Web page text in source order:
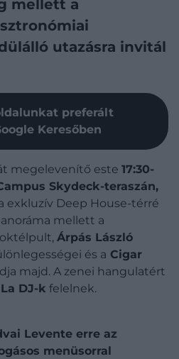
mellett a
utazásra invitál
preferált
Keresőben
megelevenítő este 17:30-
Skydeck-teraszán,
exkluzív Deep House-térré
mellett a
Árpás László
és a Cigar
majd. A zenei hangulatért
DJ-k felelnek.
Levente erre az
menüsorral